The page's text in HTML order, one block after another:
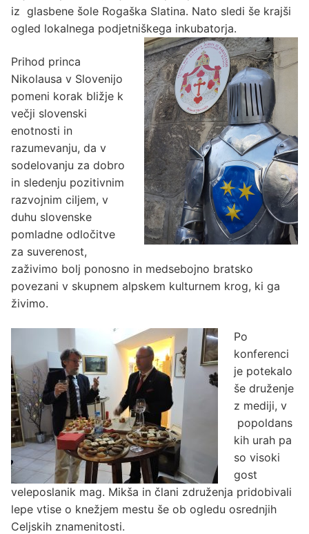
iz glasbene šole Rogaška Slatina. Nato sledi še krajši
ogled lokalnega podjetniškega inkubatorja.
Prihod princa
Nikolausa v Slovenijo
pomeni korak bližje k
večji slovenski
enotnosti in
razumevanju, da v
sodelovanju za dobro
in sledenju pozitivnim
razvojnim ciljem, v
duhu slovenske
pomladne odločitve
za suverenost,
zaživimo bolj ponosno in medsebojno bratsko
povezani v skupnem alpskem kulturnem krog, ki ga
živimo.
Po
konferenci
je potekalo
še druženje
z mediji, v
popoldans
kih urah pa
so visoki
gost
veleposlanik mag. Mikša in člani združenja pridobivali
lepe vtise o knežjem mestu še ob ogledu osrednjih
Celjskih znamenitosti.